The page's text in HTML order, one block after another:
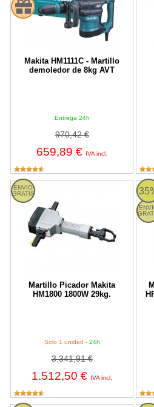
Makita HM1111C - Martillo
demoledor de 8kg AVT
Entrega 24h
970,42 €
659,89 € IVA incl.
ENVIO
GRATIS
Martillo Picador Makita
HM1800 1800W 29kg.
Solo 1 unidad - 24h
3.341,91 €
1.512,50 € IVA incl.
Martillo Picador Makita HM1800